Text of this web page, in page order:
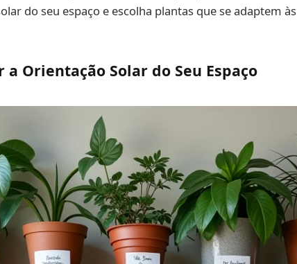
do seu espaço e escolha plantas que se adaptem
Orientação Solar do Seu Espaço